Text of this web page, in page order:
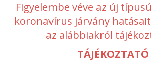
Figyelembe véve az új típusú
koronavírus járvány
az alábbiakról
TÁJÉKOZTATÓ